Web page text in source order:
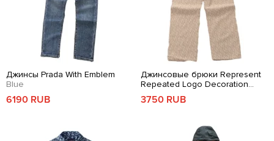
Джинсы Prada With Emblem
Blue
6190 RUB
Джинсовые брюки Represent
Repeated Logo Decoration
Beige
3750 RUB